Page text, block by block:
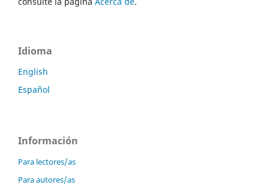
Idioma
English
Español
Información
Para lectores/as
Para autores/as